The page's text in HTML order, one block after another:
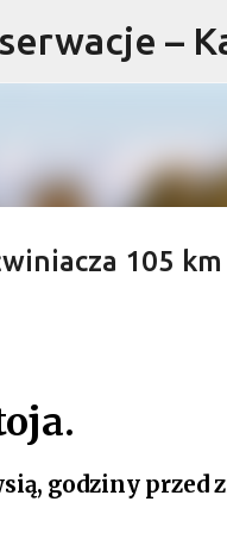
Przejdź
–
105
godziny przed